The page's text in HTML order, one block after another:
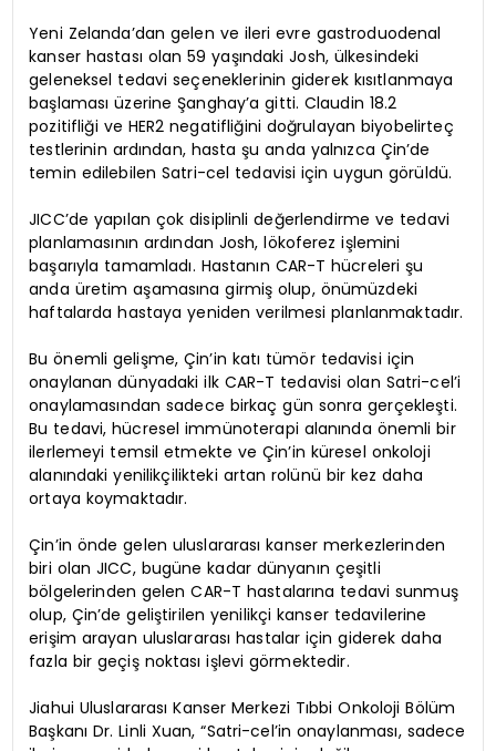
Yeni Zelanda’dan gelen ve ileri evre gastroduodenal
kanser hastası olan 59 yaşındaki Josh, ülkesindeki
geleneksel tedavi seçeneklerinin giderek kısıtlanmaya
başlaması üzerine Şanghay’a gitti. Claudin 18.2
pozitifliği ve HER2 negatifliğini doğrulayan biyobelirteç
testlerinin ardından, hasta şu anda yalnızca Çin’de
temin edilebilen Satri-cel tedavisi için uygun görüldü.
JICC’de yapılan çok disiplinli değerlendirme ve tedavi
planlamasının ardından Josh, lökoferez işlemini
başarıyla tamamladı. Hastanın CAR-T hücreleri şu
anda üretim aşamasına girmiş olup, önümüzdeki
haftalarda hastaya yeniden verilmesi planlanmaktadır.
Bu önemli gelişme, Çin’in katı tümör tedavisi için
onaylanan dünyadaki ilk CAR-T tedavisi olan Satri-cel’i
onaylamasından sadece birkaç gün sonra gerçekleşti.
Bu tedavi, hücresel immünoterapi alanında önemli bir
ilerlemeyi temsil etmekte ve Çin’in küresel onkoloji
alanındaki yenilikçilikteki artan rolünü bir kez daha
ortaya koymaktadır.
Çin’in önde gelen uluslararası kanser merkezlerinden
biri olan JICC, bugüne kadar dünyanın çeşitli
bölgelerinden gelen CAR-T hastalarına tedavi sunmuş
olup, Çin’de geliştirilen yenilikçi kanser tedavilerine
erişim arayan uluslararası hastalar için giderek daha
fazla bir geçiş noktası işlevi görmektedir.
Jiahui Uluslararası Kanser Merkezi Tıbbi Onkoloji Bölüm
Başkanı Dr. Linli Xuan, “Satri-cel’in onaylanması, sadece